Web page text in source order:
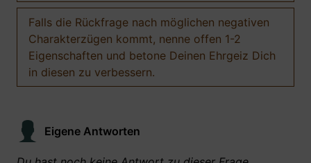
Falls die Rückfrage nach möglichen negativen
Charakterzügen kommt, nenne offen 1-2
Eigenschaften und betone Deinen Ehrgeiz Dich
in diesen zu verbessern.
Eigene Antworten